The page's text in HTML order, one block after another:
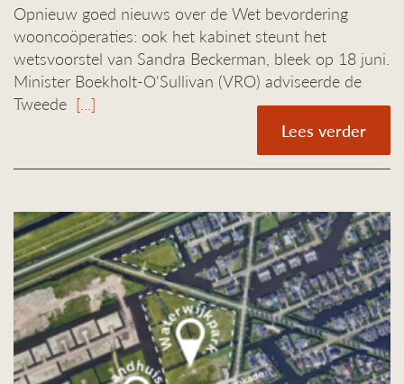
Opnieuw goed nieuws over de Wet bevordering
wooncoöperaties: ook het kabinet steunt het
wetsvoorstel van Sandra Beckerman, bleek op 18 juni.
Minister Boekholt-O'Sullivan (VRO) adviseerde de
Tweede [...]
Lees verder